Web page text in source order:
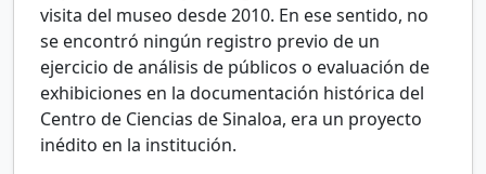
visita del museo desde 2010. En ese sentido, no
se encontró ningún registro previo de un
ejercicio de análisis de públicos o evaluación de
exhibiciones en la documentación histórica del
Centro de Ciencias de Sinaloa, era un proyecto
inédito en la institución.